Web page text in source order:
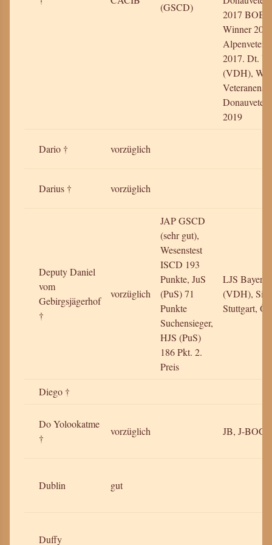
(GSCD)
2017 BOB,
Winner
2017. Dt.
(VDH),
2019
Dario † vorzüglich
Darius † vorzüglich
Deputy Daniel
vom
Gebirgsjägerhof
†
vorzüglich
JAP GSCD
(sehr gut),
Wesenstest
ISCD 193
Punkte, JuS
(PuS) 71
Punkte
Suchensieger,
HJS (PuS)
186 Pkt. 2.
Preis
LJS
(VDH),
Stuttgart,
Diego †
Do Yolookatme
†
vorzüglich JB, J-BOG2
Dublin gut
Duffy